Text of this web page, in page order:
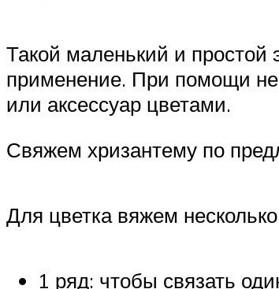
Такой маленький и простой
применение. При помощи
или аксессуар цветами.
Свяжем хризантему по
Для цветка вяжем
1 ряд: чтобы связать